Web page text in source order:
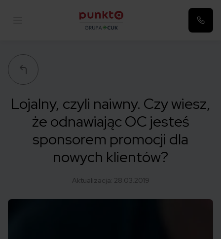
Lojalny, czyli naiwny. Czy wiesz,
że odnawiając OC jesteś
sponsorem promocji dla
nowych klientów?
Aktualizacja: 28.03.2019